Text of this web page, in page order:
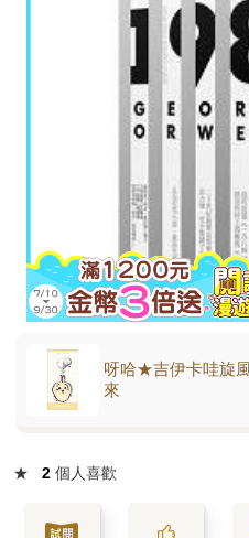
呀哈★吉伊卡哇旋
來
★ 2 個人喜歡